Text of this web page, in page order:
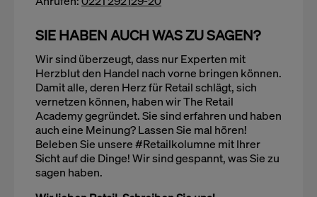
SIE HABEN AUCH WAS ZU SAGEN?
Wir sind überzeugt, dass nur Experten mit
Herzblut den Handel nach vorne bringen können.
Damit alle, deren Herz für Retail schlägt, sich
vernetzen können, haben wir The Retail
Academy gegründet. Sie sind erfahren und haben
auch eine Meinung? Lassen Sie mal hören!
Beleben Sie unsere #Retailkolumne mit Ihrer
Sicht auf die Dinge! Wir sind gespannt, was Sie zu
sagen haben.